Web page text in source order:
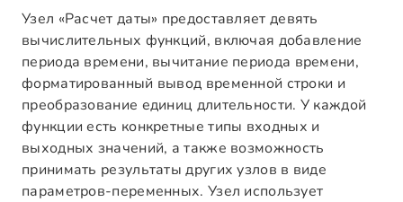
Узел «Расчет даты» предоставляет девять
вычислительных функций, включая добавление
периода времени, вычитание периода времени,
форматированный вывод временной строки и
преобразование единиц длительности. У каждой
функции есть конкретные типы входных и
выходных значений, а также возможность
принимать результаты других узлов в виде
параметров-переменных. Узел использует